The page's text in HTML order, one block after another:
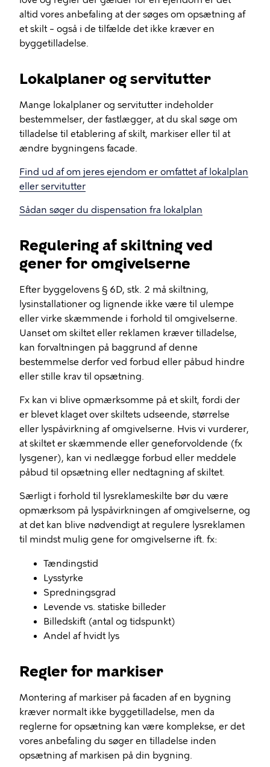
altid vores anbefaling at der søges om opsætning af
et skilt – også i de tilfælde det ikke kræver en
byggetilladelse.
Lokalplaner og servitutter
Mange lokalplaner og servitutter indeholder
bestemmelser, der fastlægger, at du skal søge om
tilladelse til etablering af skilt, markiser eller til at
ændre bygningens facade.
Find ud af om jeres ejendom er omfattet af lokalplan
eller servitutter
Sådan søger du dispensation fra lokalplan
Regulering af skiltning ved
gener for omgivelserne
Efter byggelovens § 6D, stk. 2 må skiltning,
lysinstallationer og lignende ikke være til ulempe
eller virke skæmmende i forhold til omgivelserne.
Uanset om skiltet eller reklamen kræver tilladelse,
kan forvaltningen på baggrund af denne
bestemmelse derfor ved forbud eller påbud hindre
eller stille krav til opsætning.
Fx kan vi blive opmærksomme på et skilt, fordi der
er blevet klaget over skiltets udseende, størrelse
eller lyspåvirkning af omgivelserne. Hvis vi vurderer,
at skiltet er skæmmende eller geneforvoldende (fx
lysgener), kan vi nedlægge forbud eller meddele
påbud til opsætning eller nedtagning af skiltet.
Særligt i forhold til lysreklameskilte bør du være
opmærksom på lyspåvirkningen af omgivelserne, og
at det kan blive nødvendigt at regulere lysreklamen
til mindst mulig gene for omgivelserne ift. fx:
Tændingstid
Lysstyrke
Spredningsgrad
Levende vs. statiske billeder
Billedskift (antal og tidspunkt)
Andel af hvidt lys
Regler for markiser
Montering af markiser på facaden af en bygning
kræver normalt ikke byggetilladelse, men da
reglerne for opsætning kan være komplekse, er det
vores anbefaling du søger en tilladelse inden
opsætning af markisen på din bygning.